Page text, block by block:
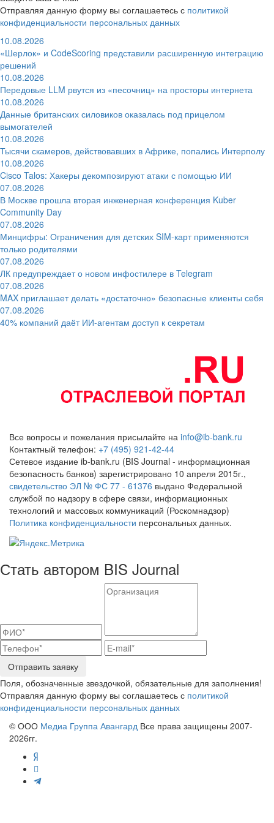
Отправляя данную форму вы соглашаетесь с политикой
конфиденциальности персональных данных
10.08.2026
«Шерлок» и CodeScoring представили расширенную интеграцию
решений
10.08.2026
Передовые LLM рвутся из «песочниц» на просторы интернета
10.08.2026
Данные британских силовиков оказалась под прицелом
вымогателей
10.08.2026
Тысячи скамеров, действовавших в Африке, попались Интерполу
10.08.2026
Cisco Talos: Хакеры декомпозируют атаки с помощью ИИ
07.08.2026
В Москве прошла вторая инженерная конференция Kuber
Community Day
07.08.2026
Минцифры: Ограничения для детских SIM-карт применяются
только родителями
07.08.2026
ЛК предупреждает о новом инфостилере в Telegram
07.08.2026
MAX приглашает делать «достаточно» безопасные клиенты себя
07.08.2026
40% компаний даёт ИИ‑агентам доступ к секретам
Все вопросы и пожелания присылайте на info@ib-bank.ru
Контактный телефон: +7 (495) 921-42-44
Сетевое издание ib-bank.ru (BIS Journal - информационная
безопасность банков) зарегистрировано 10 апреля 2015г.,
свидетельство ЭЛ № ФС 77 - 61376 выдано Федеральной
службой по надзору в сфере связи, информационных
технологий и массовых коммуникаций (Роскомнадзор)
Политика конфиденциальности персональных данных.
Стать автором BIS Journal
Отправить заявку
Поля, обозначенные звездочкой, обязательные для заполнения!
Отправляя данную форму вы соглашаетесь с политикой
конфиденциальности персональных данных
© ООО Медиа Группа Авангард Все права защищены 2007-
2026гг.